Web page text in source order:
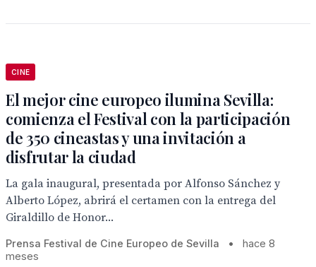
CINE
El mejor cine europeo ilumina Sevilla:
comienza el Festival con la participación
de 350 cineastas y una invitación a
disfrutar la ciudad
La gala inaugural, presentada por Alfonso Sánchez y
Alberto López, abrirá el certamen con la entrega del
Giraldillo de Honor...
Prensa Festival de Cine Europeo de Sevilla •
hace 8
meses